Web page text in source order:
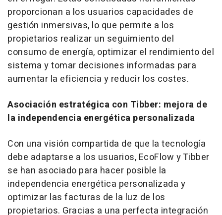
proporcionan a los usuarios capacidades de
gestión inmersivas, lo que permite a los
propietarios realizar un seguimiento del
consumo de energía, optimizar el rendimiento del
sistema y tomar decisiones informadas para
aumentar la eficiencia y reducir los costes.
Asociación estratégica con Tibber: mejora de
la independencia energética personalizada
Con una visión compartida de que la tecnología
debe adaptarse a los usuarios, EcoFlow y Tibber
se han asociado para hacer posible la
independencia energética personalizada y
optimizar las facturas de la luz de los
propietarios. Gracias a una perfecta integración